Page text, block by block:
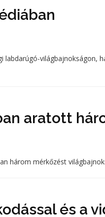
labdarúgó-világbajnokságon,
aratott
három mérkőzést
és a